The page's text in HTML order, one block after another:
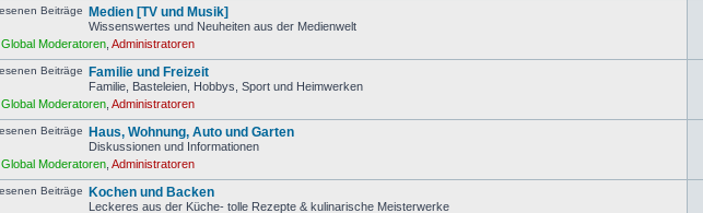
Medien [TV und Musik]
Wissenswertes und Neuheiten aus der Medienwelt
Global Moderatoren ,Administratoren
Familie und Freizeit
Familie, Basteleien, Hobbys, Sport und Heimwerken
Global Moderatoren ,Administratoren
Haus, Wohnung, Auto und Garten
Diskussionen und Informationen
Global Moderatoren ,Administratoren
Kochen und Backen
Leckeres aus der Küche- tolle Rezepte & kulinarische Meisterwerke